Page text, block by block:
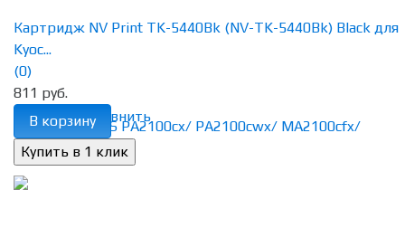
избранное сравнить
Картридж NV Print TK-5440Bk (NV-TK-5440Bk) Black для
Kyoc...
(0)
811 руб.
В корзину